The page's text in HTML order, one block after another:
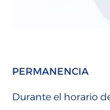
PERMANENCIA
Durante el horario